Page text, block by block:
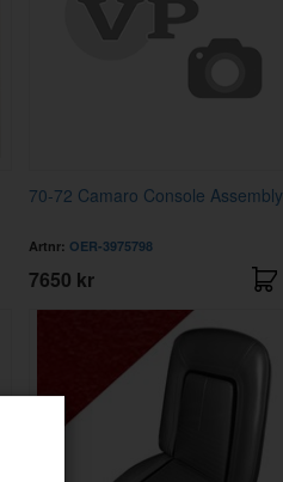
70-72 Camaro Console Assembly
Artnr: OER-3975798
7650 kr